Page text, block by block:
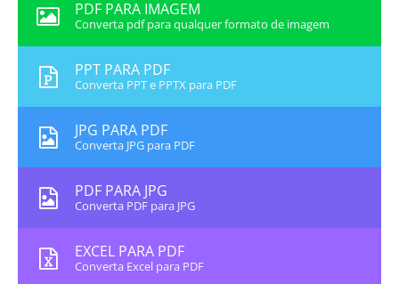
PDF PARA IMAGEM
Converta pdf para qualquer formato de imagem
PPT PARA PDF
Converta PPT e PPTX para PDF
JPG PARA PDF
Converta JPG para PDF
PDF PARA JPG
Converta PDF para JPG
EXCEL PARA PDF
Converta Excel para PDF